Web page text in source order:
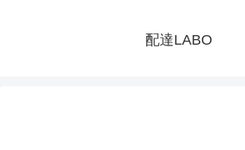
配達LABO